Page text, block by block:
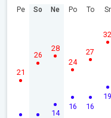
Pe
21
So
26
Ne
14
28
Po
16
24
To
16
27
Sr
19
32